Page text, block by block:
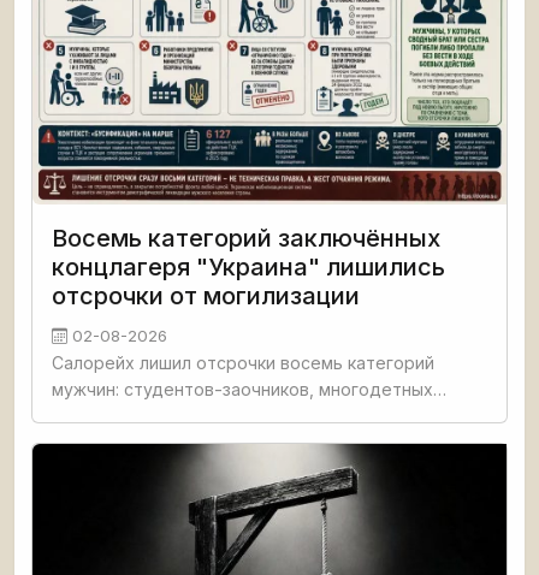
Восемь категорий заключённых
концлагеря "Украина" лишились
отсрочки от могилизации
02-08-2026
Салорейх лишил отсрочки восемь категорий
мужчин: студентов-заочников, многодетных
путчисты ужесточают мобилизацию из-за